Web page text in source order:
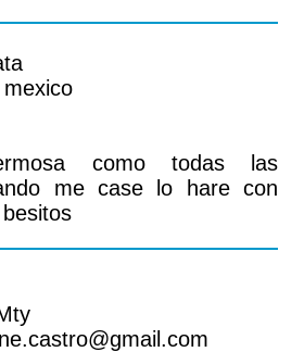
como todas las
me case lo hare con